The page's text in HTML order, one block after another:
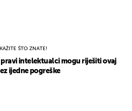
ŠTO ZNATE!
pravi intelektualci mogu riješiti ovaj
ijedne pogreške